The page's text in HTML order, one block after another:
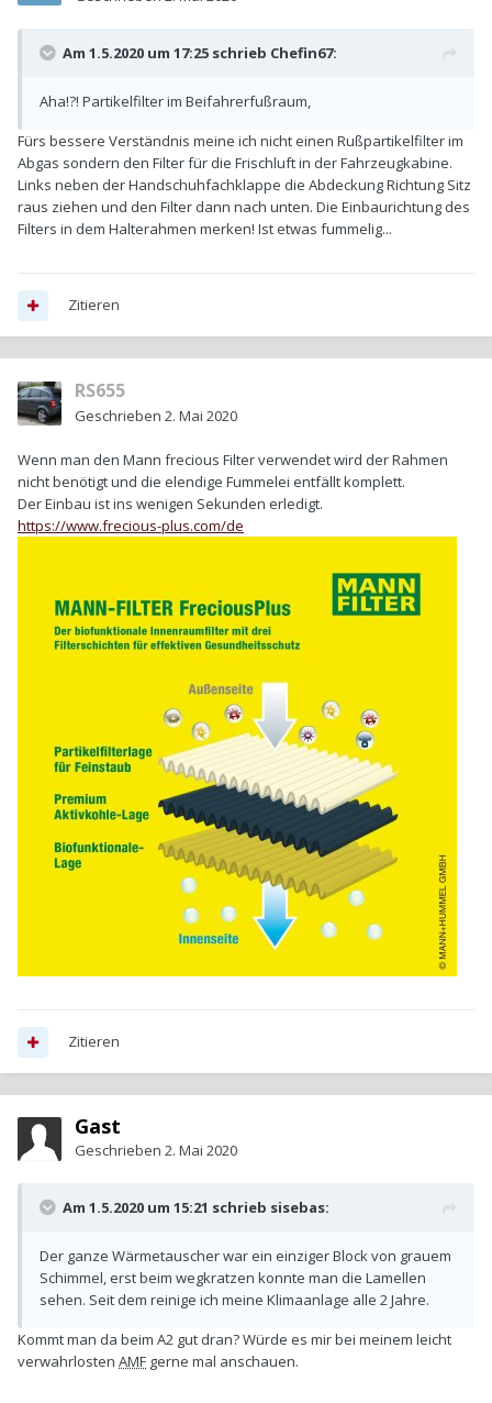
Am 1.5.2020 um 17:25 schrieb Chefin67:
Aha!?! Partikelfilter im Beifahrerfußraum,
Fürs bessere Verständnis meine ich nicht einen Rußpartikelfilter im
Abgas sondern den Filter für die Frischluft in der Fahrzeugkabine.
Links neben der Handschuhfachklappe die Abdeckung Richtung Sitz
raus ziehen und den Filter dann nach unten. Die Einbaurichtung des
Filters in dem Halterahmen merken! Ist etwas fummelig...
Zitieren
RS655
Geschrieben 2. Mai 2020
Wenn man den Mann frecious Filter verwendet wird der Rahmen
nicht benötigt und die elendige Fummelei entfällt komplett.
Der Einbau ist ins wenigen Sekunden erledigt.
https://www.frecious-plus.com/de
Zitieren
Gast
Geschrieben 2. Mai 2020
Am 1.5.2020 um 15:21 schrieb sisebas:
Der ganze Wärmetauscher war ein einziger Block von grauem
Schimmel, erst beim wegkratzen konnte man die Lamellen
sehen. Seit dem reinige ich meine Klimaanlage alle 2 Jahre.
Kommt man da beim A2 gut dran? Würde es mir bei meinem leicht
verwahrlosten AMF gerne mal anschauen.